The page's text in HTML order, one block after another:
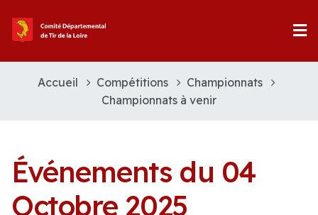
Accueil Compétitions
Championnats
Championnats à venir
Événements du 04
Octobre 2025